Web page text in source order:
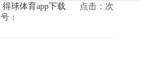
得球体育app下载
点击：次
：